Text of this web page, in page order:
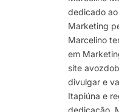
dedicado
Marketing
Marcelino
em
site
divulgar e
Itapiúna e
dedicação,